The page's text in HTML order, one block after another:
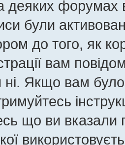
деяких форумах
були
до того, як
вам
ні. Якщо вам
що ви